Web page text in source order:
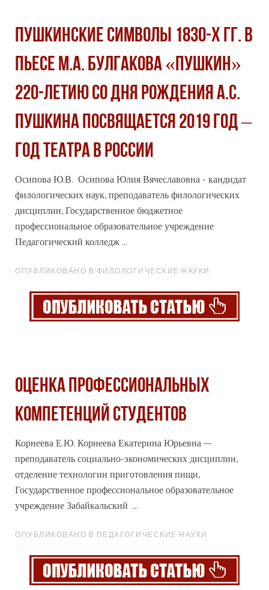
ПУШКИНСКИЕ СИМВОЛЫ 1830-Х ГГ. В
ПЬЕСЕ М.А. БУЛГАКОВА «ПУШКИН»
220-ЛЕТИЮ СО ДНЯ РОЖДЕНИЯ А.С.
ПУШКИНА ПОСВЯЩАЕТСЯ 2019 ГОД –
ГОД ТЕАТРА В РОССИИ
Осипова Ю.В. Осипова Юлия Вячеславовна - кандидат
филологических наук, преподаватель филологических
дисциплин, Государственное бюджетное
профессиональное образовательное учреждение
Педагогический колледж ...
ОПУБЛИКОВАНО В ФИЛОЛОГИЧЕСКИЕ НАУКИ
ОЦЕНКА ПРОФЕССИОНАЛЬНЫХ
КОМПЕТЕНЦИЙ СТУДЕНТОВ
Корнеева Е.Ю. Корнеева Екатерина Юрьевна –
преподаватель социально-экономических дисциплин,
отделение технологии приготовления пищи,
Государственное профессиональное образовательное
учреждение Забайкальский ...
ОПУБЛИКОВАНО В ПЕДАГОГИЧЕСКИЕ НАУКИ